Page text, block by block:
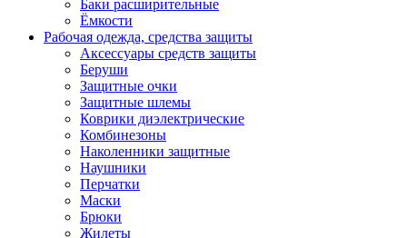
Баки расширительные
Ёмкости
Рабочая одежда, средства защиты
Аксессуары средств защиты
Беруши
Защитные очки
Защитные шлемы
Коврики диэлектрические
Комбинезоны
Наколенники защитные
Наушники
Перчатки
Маски
Брюки
Жилеты